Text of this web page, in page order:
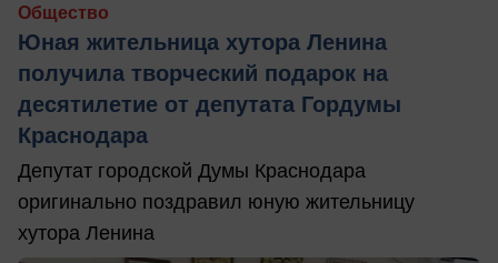
Общество
Юная жительница хутора Ленина
получила творческий подарок на
десятилетие от депутата Гордумы
Краснодара
Депутат городской Думы Краснодара
оригинально поздравил юную жительницу
хутора Ленина